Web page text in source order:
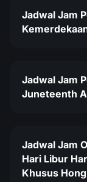
Jadwal Jam
Jadwal Jam
Juneteenth
Jadwal Jam
Hari Libur
Khusus